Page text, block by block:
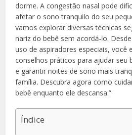
dorme. A congestão nasal pode
afetar o sono tranquilo do seu
vamos explorar diversas técnicas
nariz do bebê sem acordá-lo.
uso de aspiradores especiais, você
conselhos práticos para ajudar seu
e garantir noites de sono mais
família. Descubra agora como
bebê enquanto ele descansa.”
Índice